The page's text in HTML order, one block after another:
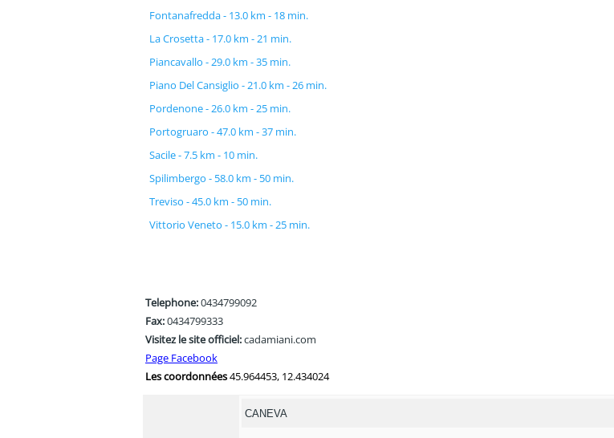
Fontanafredda - 13.0 km - 18 min.
La Crosetta - 17.0 km - 21 min.
Piancavallo - 29.0 km - 35 min.
Piano Del Cansiglio - 21.0 km - 26 min.
Pordenone - 26.0 km - 25 min.
Portogruaro - 47.0 km - 37 min.
Sacile - 7.5 km - 10 min.
Spilimbergo - 58.0 km - 50 min.
Treviso - 45.0 km - 50 min.
Vittorio Veneto - 15.0 km - 25 min.
Telephone:0434799092
Fax:0434799333
Visitez le site officiel:cadamiani.com
Page Facebook
Les coordonnées45.964453, 12.434024